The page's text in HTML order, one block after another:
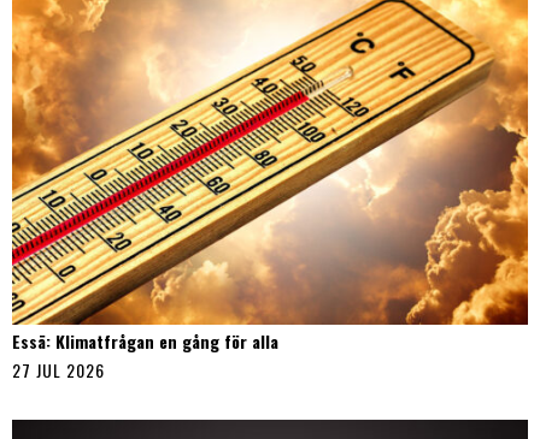
Essä: Klimatfrågan en gång för alla
27 JUL 2026